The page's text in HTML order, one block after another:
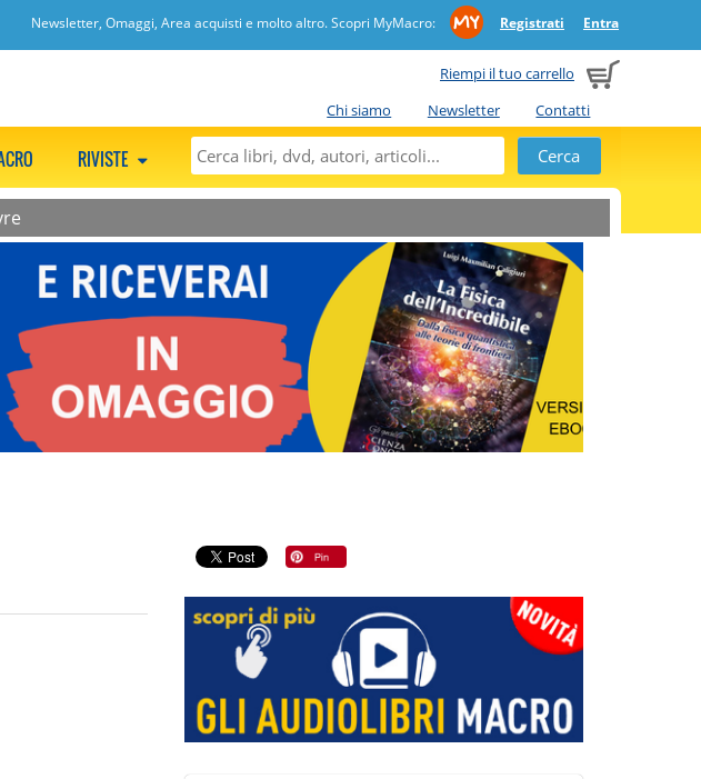
Newsletter, Omaggi, Area acquisti e molto altro. Scopri MyMacro: Registrati Entra
Riempi il tuo carrello
Chi siamo
Newsletter Contatti
RIVISTE